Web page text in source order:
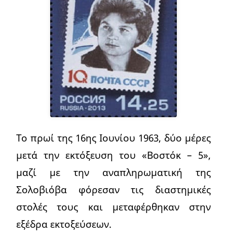
Το πρωί της 16ης Ιουνίου 1963, δύο μέρες
μετά την εκτόξευση του «Βοστόκ – 5»,
μαζί με την αναπληρωματική της
Σολοβιόβα φόρεσαν τις διαστημικές
στολές τους και μεταφέρθηκαν στην
εξέδρα εκτοξεύσεων.